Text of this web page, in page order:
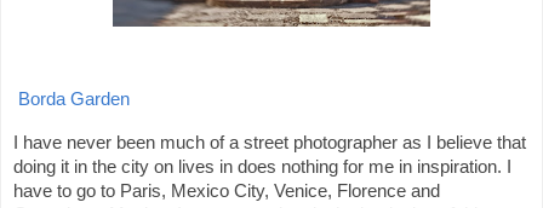
Borda Garden
I have never been much of a street photographer as I believe that
doing it in the city on lives in does nothing for me in inspiration. I
have to go to Paris, Mexico City, Venice, Florence and